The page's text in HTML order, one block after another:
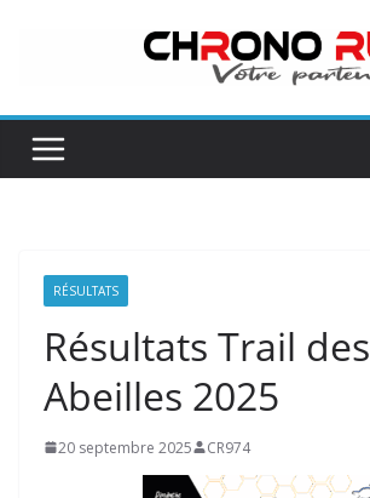
RÉSULTATS
Résultats Trail des
Abeilles 2025
20 septembre 2025 CR974